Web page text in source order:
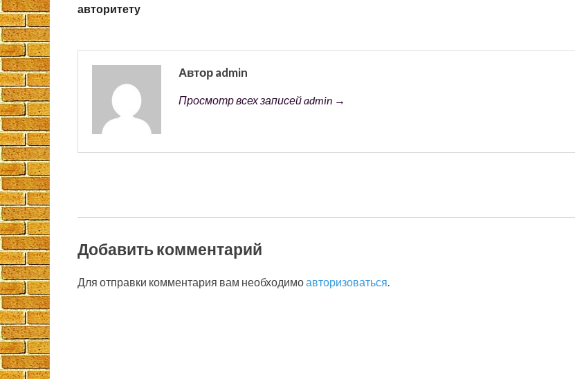
авторитету
Автор admin
Просмотр всех записей admin →
Добавить комментарий
Для отправки комментария вам необходимоавторизоваться